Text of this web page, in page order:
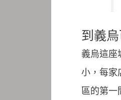
到義
義烏這座
小，每家
區的第一